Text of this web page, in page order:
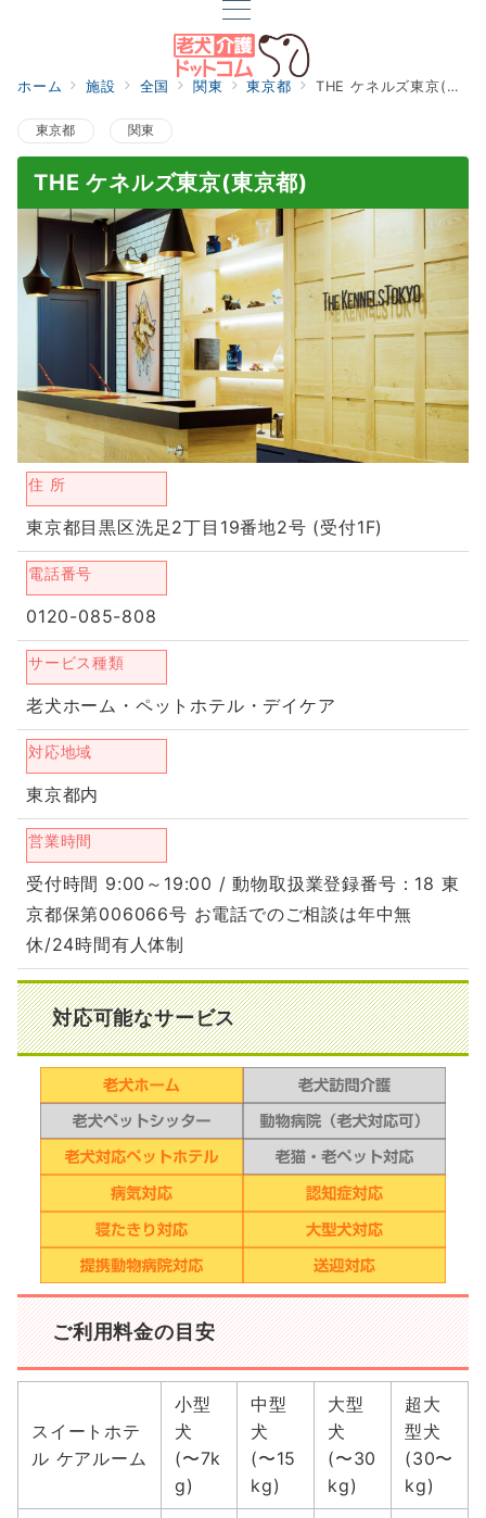
ホーム 施設 全国 関東 東京都 THE ケネルズ東京(東京都)
東京都 関東
THE ケネルズ東京(東京都)
住 所
東京都目黒区洗足2丁目19番地2号 (受付1F)
電話番号
0120-085-808
サービス種類
老犬ホーム・ペットホテル・デイケア
対応地域
東京都内
営業時間
受付時間 9:00～19:00 / 動物取扱業登録番号：18 東
京都保第006066号 お電話でのご相談は年中無
休/24時間有人体制
対応可能なサービス
ご利用料金の目安
スイートホテ
ル ケアルーム
小型
犬
(〜7k
g)
中型
犬
(〜15
kg)
大型
犬
(〜30
kg)
超大
型犬
(30〜
kg)